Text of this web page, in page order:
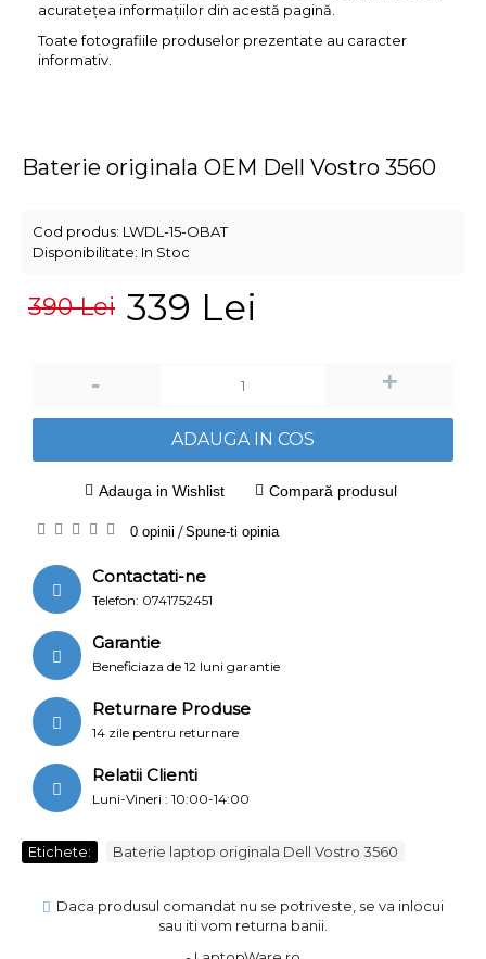
acurateţea informaţiilor din acestă pagină.
Toate fotografiile produselor prezentate au caracter
informativ.
Baterie originala OEM Dell Vostro 3560
Cod produs: LWDL-15-OBAT
Disponibilitate: In Stoc
390 Lei 339 Lei
- +
ADAUGA IN COS
Adauga in Wishlist Compară produsul
0 opinii /Spune-ti opinia
Contactati-ne
Telefon: 0741752451
Garantie
Beneficiaza de 12 luni garantie
Returnare Produse
14 zile pentru returnare
Relatii Clienti
Luni-Vineri : 10:00-14:00
Etichete: Baterie laptop originala Dell Vostro 3560
Daca produsul comandat nu se potriveste, se va inlocui
sau iti vom returna banii.